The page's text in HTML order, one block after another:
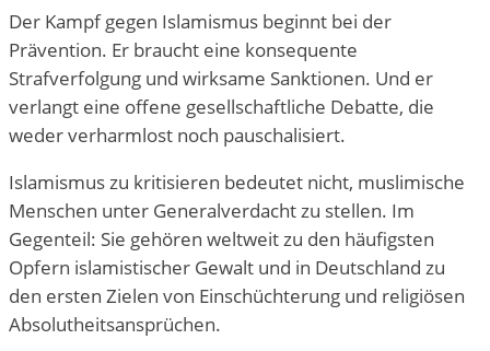
Der Kampf gegen Islamismus beginnt bei der
Prävention. Er braucht eine konsequente
Strafverfolgung und wirksame Sanktionen. Und er
verlangt eine offene gesellschaftliche Debatte, die
weder verharmlost noch pauschalisiert.
Islamismus zu kritisieren bedeutet nicht, muslimische
Menschen unter Generalverdacht zu stellen. Im
Gegenteil: Sie gehören weltweit zu den häufigsten
Opfern islamistischer Gewalt und in Deutschland zu
den ersten Zielen von Einschüchterung und religiösen
Absolutheitsansprüchen.